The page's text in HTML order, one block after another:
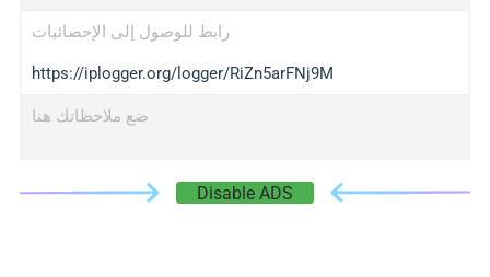
رابط للوصول إلى الإحصائيات
https://iplogger.org/logger/RiZn5arFNj9M
ضع ملاحظاتك هنا
Disable ADS